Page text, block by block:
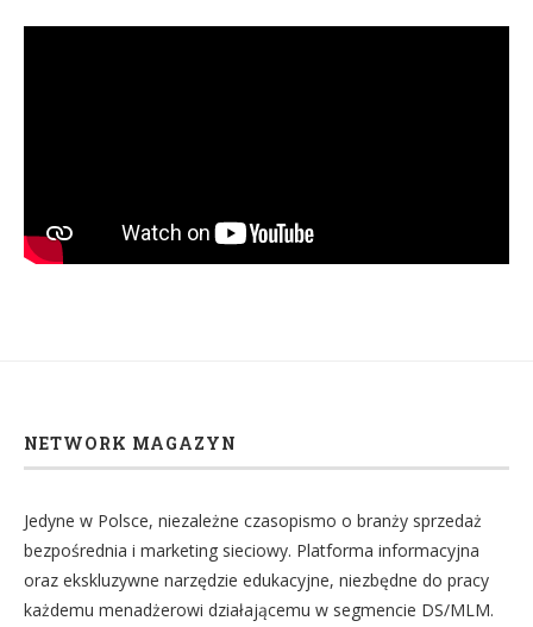
NETWORK MAGAZYN
Jedyne w Polsce, niezależne czasopismo o branży sprzedaż
bezpośrednia i marketing sieciowy. Platforma informacyjna
oraz ekskluzywne narzędzie edukacyjne, niezbędne do pracy
każdemu menadżerowi działającemu w segmencie DS/MLM.